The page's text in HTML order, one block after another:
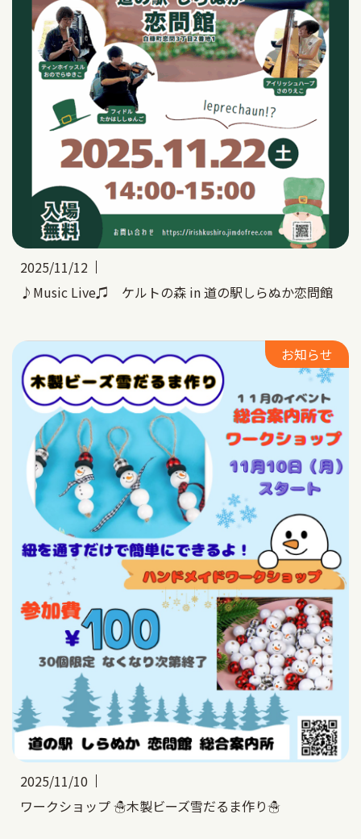
2025/11/12
♪Music Live♫ ケルトの森 in 道の駅しらぬか恋問館
お知らせ
2025/11/10
ワークショップ ☃木製ビーズ雪だるま作り☃